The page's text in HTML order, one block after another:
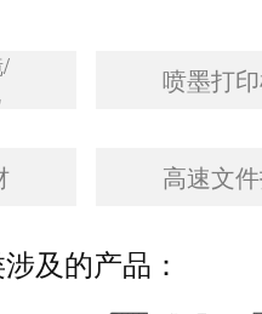
喷墨打
高速文
及的产品：